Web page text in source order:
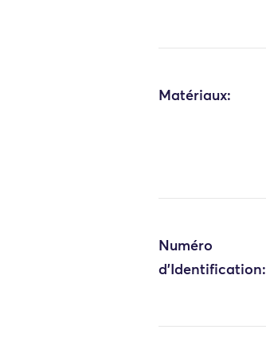
Matériaux:
Numéro
d'Identification: